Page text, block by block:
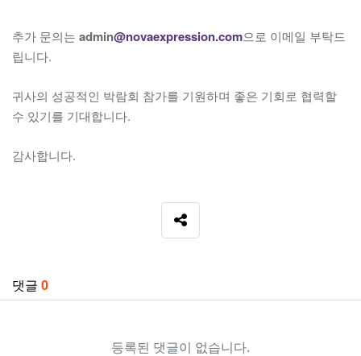
추가 문의는 admin@novaexpression.com으로 이메일 부탁드
립니다.
귀사의 성공적인 박람회 참가를 기원하며 좋은 기회로 협력할
수 있기를 기대합니다.
감사합니다.
SNS 공유
댓글 0
등록된 댓글이 없습니다.